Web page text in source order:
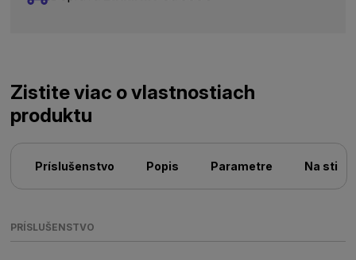
Zistite viac o vlastnostiach
produktu
Príslušenstvo Popis Parametre Na
PRÍSLUŠENSTVO